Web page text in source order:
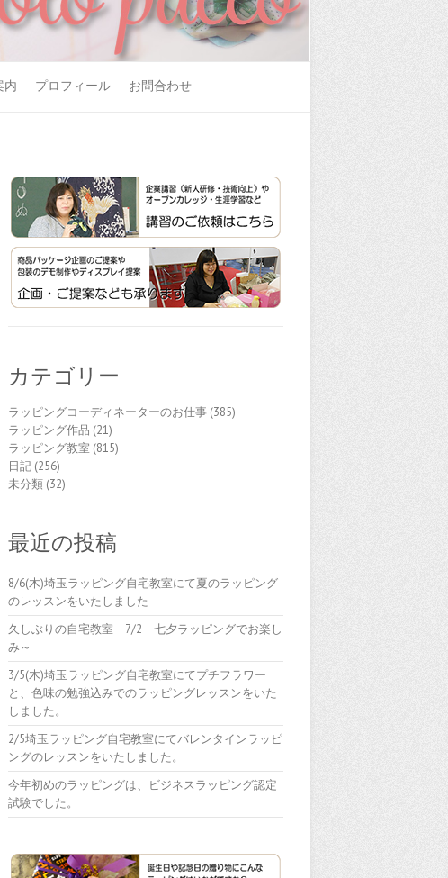
内 プロフィール お問合わせ
カテゴリー
ラッピングコーディネーターのお仕事(385)
ラッピング作品 (21)
ラッピング教室 (815)
日記(256)
未分類(32)
最近の投稿
8/6(木)埼玉ラッピング自宅教室にて夏のラッピング
のレッスンをいたしました
久しぶりの自宅教室 7/2 七夕ラッピングでお楽し
み～
3/5(木)埼玉ラッピング自宅教室にてプチフラワー
と、色味の勉強込みでのラッピングレッスンをいた
しました。
2/5埼玉ラッピング自宅教室にてバレンタインラッピ
ングのレッスンをいたしました。
今年初めのラッピングは、ビジネスラッピング認定
試験でした。